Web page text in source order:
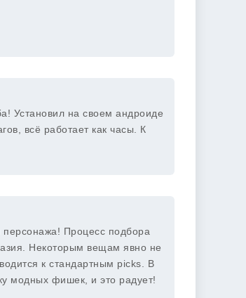
Установил на своем андроиде
всё работает как часы. К
Процесс подбора
Некоторым вещам явно не
к стандартным picks. В
модных фишек, и это радует!